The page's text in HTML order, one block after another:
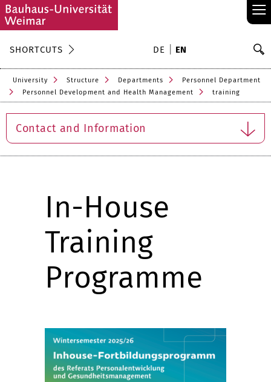
≡
SHORTCUTS DE EN
University Structure Departments
Personnel Department
Personnel Development and Health Management
training
Contact and Information
In-House
Training
Programme